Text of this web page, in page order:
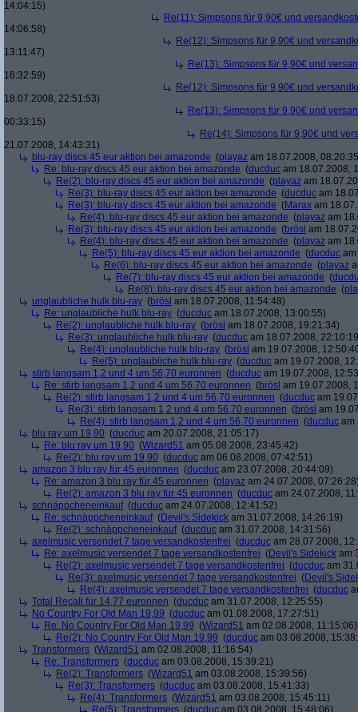
14:04:15)
Re(11): Simpsons für 9,90€ und
14:06:58)
Re(12): Simpsons für 9,90€ und
13:11:47)
Re(13): Simpsons für 9,90€ und
16:32:59)
Re(12): Simpsons für 9,90€ und
18.07.2008, 22:51:53)
Re(13): Simpsons für 9,90€ und
00:33:15)
Re(14): Simpsons für 9,90€ und
21.07.2008, 14:43:31)
blu-ray discs 45 eur aktion bei amazonde (playaz am 18.07.2008,
Re: blu-ray discs 45 eur aktion bei amazonde (ducduc am 18.07.2008,
Re(2): blu-ray discs 45 eur aktion bei amazonde (playaz am
Re(3): blu-ray discs 45 eur aktion bei amazonde (ducduc am
Re(3): blu-ray discs 45 eur aktion bei amazonde (Marax am
Re(4): blu-ray discs 45 eur aktion bei amazonde (playaz am
Re(3): blu-ray discs 45 eur aktion bei amazonde (brösl am
Re(4): blu-ray discs 45 eur aktion bei amazonde (playaz am
Re(5): blu-ray discs 45 eur aktion bei amazonde (ducduc
Re(6): blu-ray discs 45 eur aktion bei amazonde (playaz
Re(7): blu-ray discs 45 eur aktion bei amazonde (
Re(8): blu-ray discs 45 eur aktion bei amazonde (
unglaubliche hulk blu-ray (brösl am 18.07.2008, 11:54:48)
Re: unglaubliche hulk blu-ray (ducduc am 18.07.2008, 13:00:55)
Re(2): unglaubliche hulk blu-ray (brösl am 18.07.2008, 19:21:34)
Re(3): unglaubliche hulk blu-ray (ducduc am 18.07.2008,
Re(4): unglaubliche hulk blu-ray (brösl am 19.07.2008,
Re(5): unglaubliche hulk blu-ray (ducduc am 19.07.2008,
stirb langsam 1,2 und 4 um 56,70 euronnen (ducduc am 19.07.2008,
Re: stirb langsam 1,2 und 4 um 56,70 euronnen (brösl am 19.07.2008,
Re(2): stirb langsam 1,2 und 4 um 56,70 euronnen (ducduc am
Re(3): stirb langsam 1,2 und 4 um 56,70 euronnen (brösl am
Re(4): stirb langsam 1,2 und 4 um 56,70 euronnen (ducduc am
blu ray um 19,90 (ducduc am 20.07.2008, 21:05:17)
Re: blu ray um 19,90 (Wizard51 am 05.08.2008, 23:45:42)
Re(2): blu ray um 19,90 (ducduc am 06.08.2008, 07:42:51)
amazon 3 blu ray für 45 euronnen (ducduc am 23.07.2008, 20:44:09)
Re: amazon 3 blu ray für 45 euronnen (playaz am 24.07.2008,
Re(2): amazon 3 blu ray für 45 euronnen (ducduc am 24.07.2008,
schnäppcheneinkauf(ducduc am 24.07.2008, 12:41:52)
Re: schnäppcheneinkauf(Devil's Sidekick am 31.07.2008, 14:26:19)
Re(2): schnäppcheneinkauf(ducduc am 31.07.2008, 14:31:56)
axelmusic versendet 7 tage versandkostenfrei (ducduc am 28.07.2008,
Re: axelmusic versendet 7 tage versandkostenfrei (Devil's Sidekick am
Re(2): axelmusic versendet 7 tage versandkostenfrei (ducduc am
Re(3): axelmusic versendet 7 tage versandkostenfrei (Devil's
Re(4): axelmusic versendet 7 tage versandkostenfrei (ducduc
Total Recall für 14,77 euronnen (ducduc am 31.07.2008, 12:25:55)
No Country For Old Man 19,99 (ducduc am 01.08.2008, 17:27:51)
Re: No Country For Old Man 19,99 (Wizard51 am 02.08.2008, 11:15:06)
Re(2): No Country For Old Man 19,99 (ducduc am 03.08.2008,
Transformers (Wizard51 am 02.08.2008, 11:16:54)
Re: Transformers (ducduc am 03.08.2008, 15:39:21)
Re(2): Transformers (Wizard51 am 03.08.2008, 15:39:56)
Re(3): Transformers (ducduc am 03.08.2008, 15:41:33)
Re(4): Transformers (Wizard51 am 03.08.2008, 15:45:11)
Re(5): Transformers (ducduc am 03.08.2008, 15:48:06)